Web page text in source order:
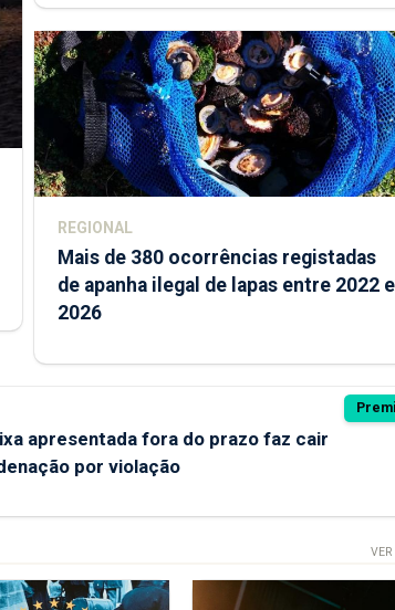
REGIONAL
Mais de 380 ocorrências registadas
de apanha ilegal de lapas entre 2022 e
2026
apresentada fora do prazo faz cair
por violação